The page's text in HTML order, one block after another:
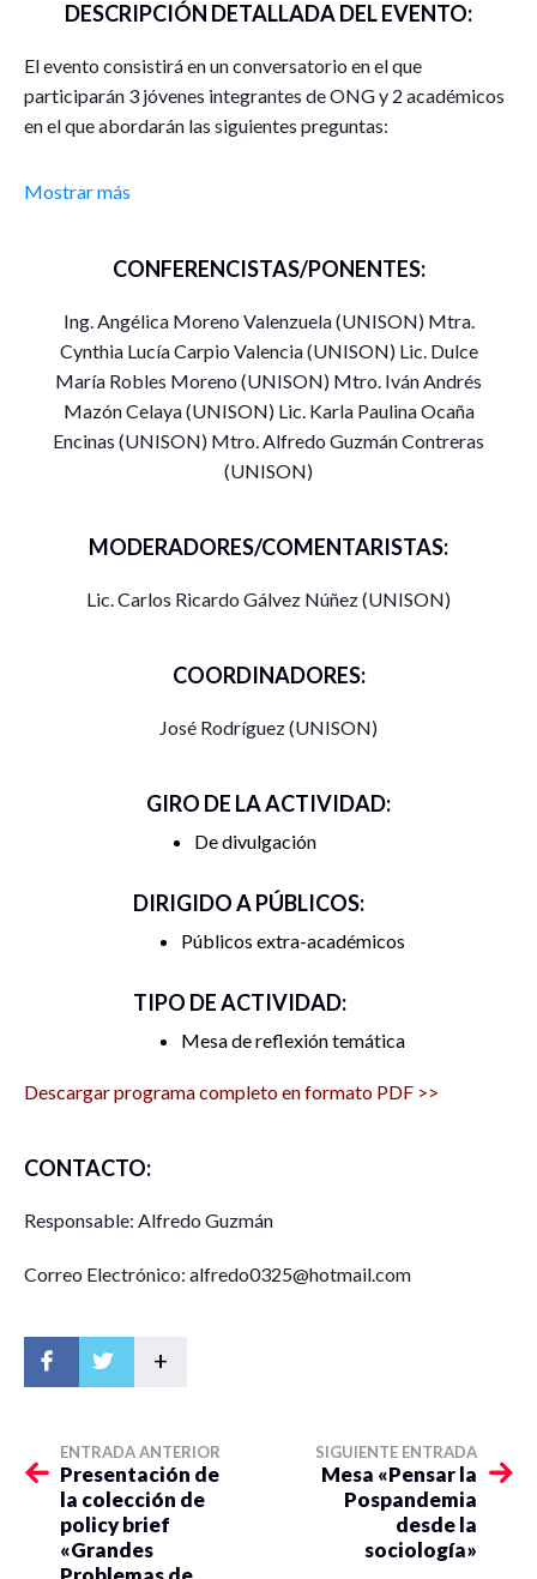
DESCRIPCIÓN DETALLADA DEL EVENTO:
El evento consistirá en un conversatorio en el que
participarán 3 jóvenes integrantes de ONG y 2 académicos
en el que abordarán las siguientes preguntas:
vulnerables a raíz de la pandemia?
¿Qué adecuaciones han realizado en su trabajo las
¿Cómo deberá ser el trabajo de las ONG en la nueva
normalidad?
¿Cuál será el impacto de las ONG en la post-
pandemia?
participante, asignándole de dos a tres minutos por
17:00 – Bienvenida y presentación de participantes
17:10 – Ronda de preguntas y respuestas
Mostrar más
CONFERENCISTAS/PONENTES:
Ing. Angélica Moreno Valenzuela (UNISON) Mtra.
Cynthia Lucía Carpio Valencia (UNISON) Lic. Dulce
María Robles Moreno (UNISON) Mtro. Iván Andrés
Mazón Celaya (UNISON) Lic. Karla Paulina Ocaña
Encinas (UNISON) Mtro. Alfredo Guzmán Contreras
(UNISON)
MODERADORES/COMENTARISTAS:
Lic. Carlos Ricardo Gálvez Núñez (UNISON)
COORDINADORES:
José Rodríguez (UNISON)
GIRO DE LA ACTIVIDAD:
De divulgación
DIRIGIDO A PÚBLICOS:
Públicos extra-académicos
TIPO DE ACTIVIDAD:
Mesa de reflexión temática
Descargar programa completo en formato PDF >>
CONTACTO:
Responsable: Alfredo Guzmán
Correo Electrónico: alfredo0325@hotmail.com
+
ENTRADA ANTERIOR
Presentación de
la colección de
policy brief
«Grandes
SIGUIENTE ENTRADA
Mesa «Pensar la
Pospandemia
desde la
sociología»